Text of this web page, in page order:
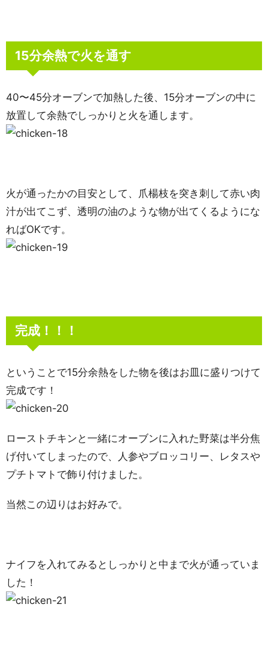
15分余熱で火を通す
40〜45分オーブンで加熱した後、15分オーブンの中に
放置して余熱でしっかりと火を通します。
火が通ったかの目安として、爪楊枝を突き刺して赤い肉
汁が出てこず、透明の油のような物が出てくるようにな
ればOKです。
完成！！！
ということで15分余熱をした物を後はお皿に盛りつけて
完成です！
ローストチキンと一緒にオーブンに入れた野菜は半分焦
げ付いてしまったので、人参やブロッコリー、レタスや
プチトマトで飾り付けました。
当然この辺りはお好みで。
ナイフを入れてみるとしっかりと中まで火が通っていま
した！